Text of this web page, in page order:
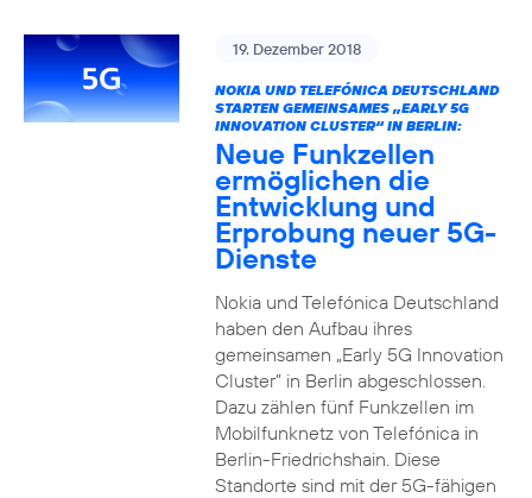
19. Dezember 2018
NOKIA UND TELEFÓNICA DEUTSCHLAND
STARTEN GEMEINSAMES „EARLY 5G
INNOVATION CLUSTER“ IN BERLIN:
Neue Funkzellen
ermöglichen die
Entwicklung und
Erprobung neuer 5G-
Dienste
Nokia und Telefónica Deutschland
haben den Aufbau ihres
gemeinsamen „Early 5G Innovation
Cluster” in Berlin abgeschlossen.
Dazu zählen fünf Funkzellen im
Mobilfunknetz von Telefónica in
Berlin-Friedrichshain. Diese
Standorte sind mit der 5G-fähigen